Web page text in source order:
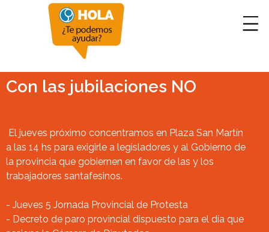
Con las jubilaciones NO
El jueves próximo concentramos en Plaza San Martín
a las 14 hs para exigirle a legisladores y al Gobierno de
la provincia que gobiernen en favor de las y los
trabajadores santafesinos.
- Jueves 5 Jornada Provincial de Protesta
- Decreto de paro provincial dispuesto para el día que